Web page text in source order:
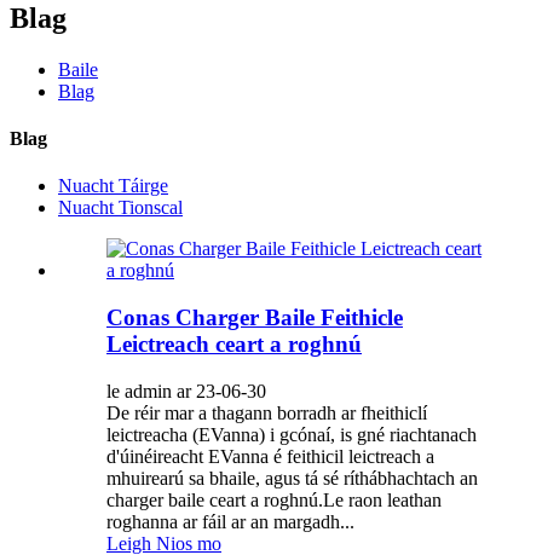
Blag
Baile
Blag
Blag
Nuacht Táirge
Nuacht Tionscal
Conas Charger Baile Feithicle
Leictreach ceart a roghnú
le admin ar 23-06-30
De réir mar a thagann borradh ar fheithiclí
leictreacha (EVanna) i gcónaí, is gné riachtanach
d'úinéireacht EVanna é feithicil leictreach a
mhuirearú sa bhaile, agus tá sé ríthábhachtach an
charger baile ceart a roghnú.Le raon leathan
roghanna ar fáil ar an margadh...
Leigh Nios mo